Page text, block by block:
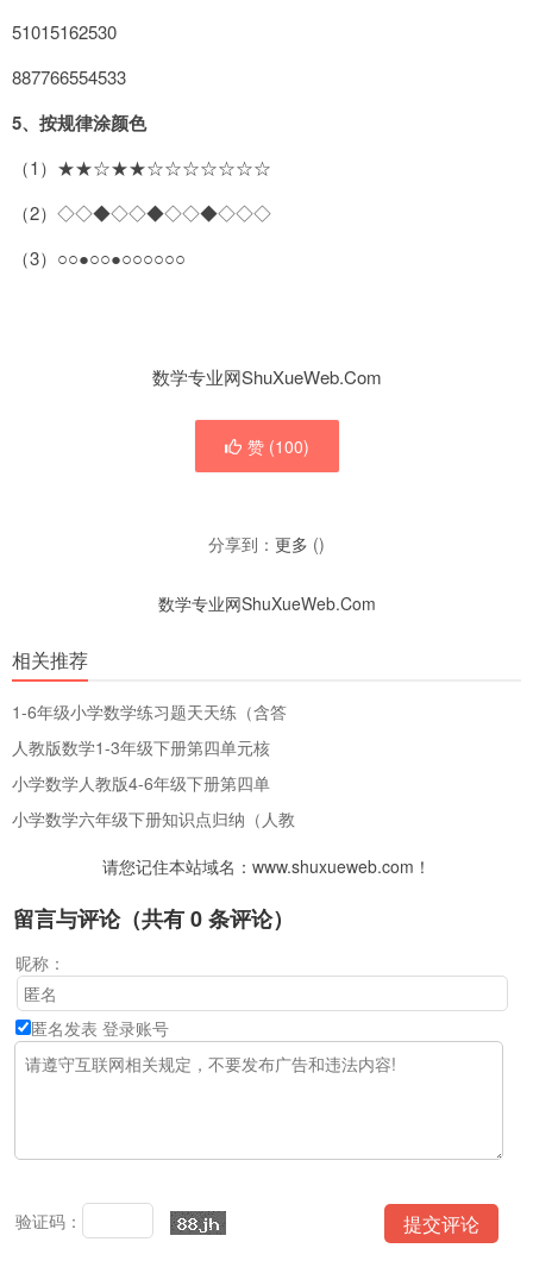
51015162530
887766554533
5、按规律涂颜色
（1）★★☆★★☆☆☆☆☆☆☆
（2）◇◇◆◇◇◆◇◇◆◇◇◇
（3）○○●○○●○○○○○○
数学专业网ShuXueWeb.Com
赞 (100)
分享到： 更多 ()
数学专业网ShuXueWeb.Com
相关推荐
1-6年级小学数学练习题天天练（含答
人教版数学1-3年级下册第四单元核
小学数学人教版4-6年级下册第四单
小学数学六年级下册知识点归纳（人教
请您记住本站域名：www.shuxueweb.com！
留言与评论（共有0条评论）
昵称：
匿名发表 登录账号
验证码：